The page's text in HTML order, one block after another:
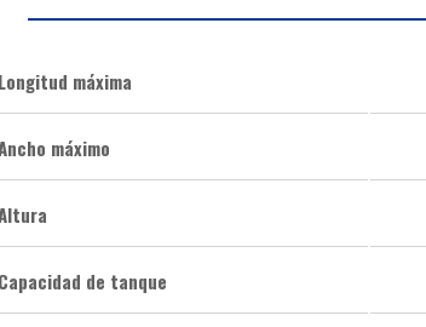
Longitud máxima
máximo
Capacidad de tanque